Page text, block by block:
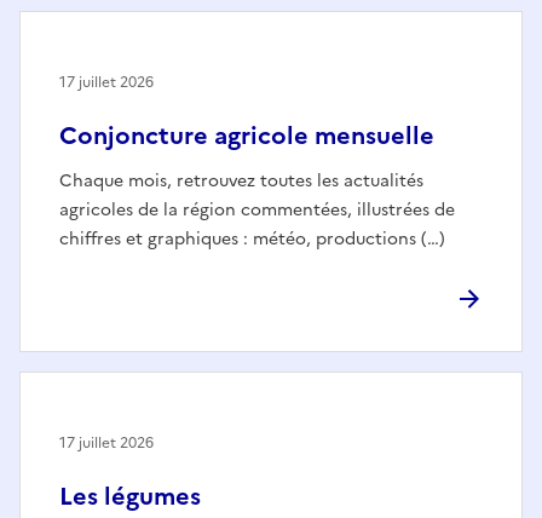
Conjoncture agricole mensuelle
Chaque mois, retrouvez toutes les actualités
agricoles de la région commentées, illustrées de
chiffres et graphiques : météo, productions (…)
17 juillet 2026
Les légumes
17 juillet 2026